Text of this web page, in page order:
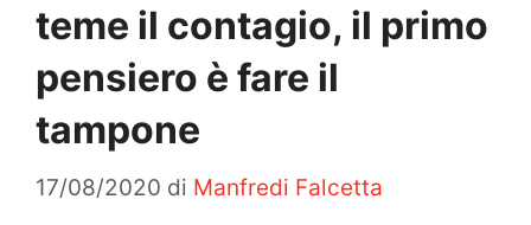
teme il contagio, il primo
pensiero è fare il
tampone
17/08/2020 di Manfredi Falcetta